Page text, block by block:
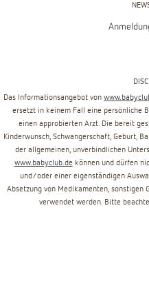
Das Informationsangebot von
ersetzt in keinem Fall eine persönliche
einen approbierten Arzt. Die bereit
Kinderwunsch, Schwangerschaft, Geburt,
der allgemeinen, unverbindlichen
www.babyclub.de können und dürfen
und/oder einer eigenständigen
Absetzung von Medikamenten, sonstigen
verwendet werden. Bitte